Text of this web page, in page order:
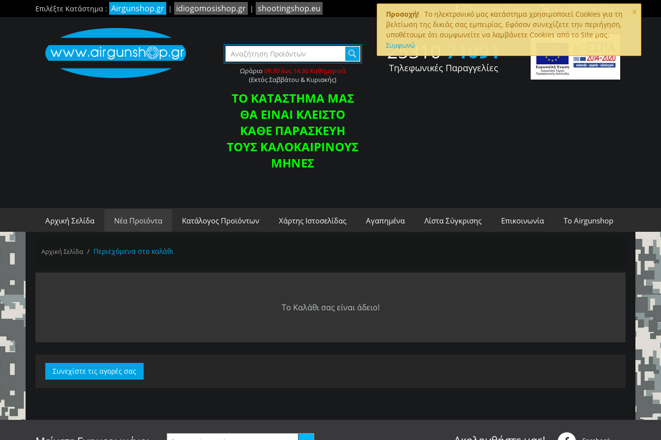
×
Προσοχή!
To ηλεκτρονικό μας κατάστημα χρησιμοποιεί Cookies για τη
βελτίωση της δικιάς σας εμπειρίας. Εφόσον συνεχίζετε την περιήγηση,
υποθέτουμε ότι συμφωνείτε να λαμβάνετε Cookies από το Site μας.
Συμφωνώ
Επιλέξτε Κατάστημα : Airgunshop.gr | idiogomosishop.gr | shootingshop.eu Το καλάθι είναι άδειο
Ο Λογαριασμός μου
Ωράριο 09:30 έως 14:30 Καθημερινά
(Εκτός Σαββάτου & Κυριακής)
ΤΟ ΚΑΤΑΣΤΗΜΑ ΜΑΣ
ΘΑ ΕΙΝΑΙ ΚΛΕΙΣΤΟ
ΚΑΘΕ ΠΑΡΑΣΚΕΥΗ
ΤΟΥΣ ΚΑΛΟΚΑΙΡΙΝΟΥΣ
ΜΗΝΕΣ
2531071091
Τηλεφωνικές Παραγγελίες
Αρχική Σελίδα Νέα Προϊόντα Κατάλογος Προϊόντων Χάρτης Ιστοσελίδας Αγαπημένα Λίστα Σύγκρισης Επικοινωνία Το Airgunshop
Αρχική Σελίδα / Περιεχόμενα στο καλάθι
Το Καλάθι σας είναι άδειο!
Συνεχίστε τις αγορές σας